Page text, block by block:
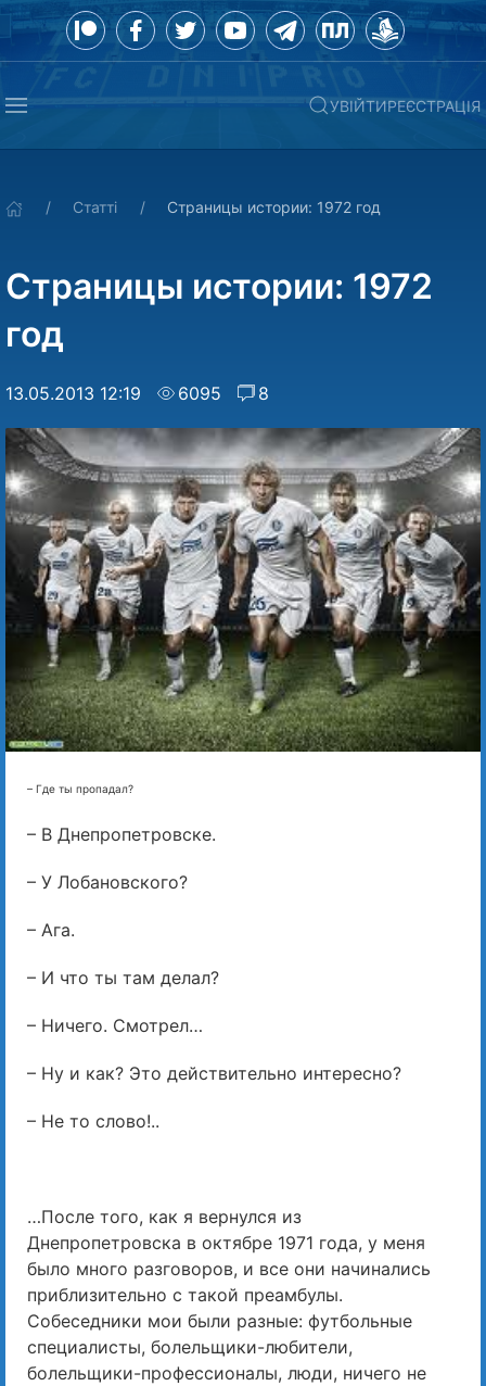
УВІЙТИРЕЄСТРАЦІЯ
Статті Страницы истории: 1972 год
Страницы истории: 1972
год
13.05.2013 12:19 6095 8
– Где ты пропадал?
– В Днепропетровске.
– У Лобановского?
– Ага.
– И что ты там делал?
– Ничего. Смотрел…
– Ну и как? Это действительно интересно?
– Не то слово!..
…После того, как я вернулся из
Днепропетровска в октябре 1971 года, у меня
было много разговоров, и все они начинались
приблизительно с такой преамбулы.
Собеседники мои были разные: футбольные
специалисты, болельщики-любители,
болельщики-профессионалы, люди, ничего не